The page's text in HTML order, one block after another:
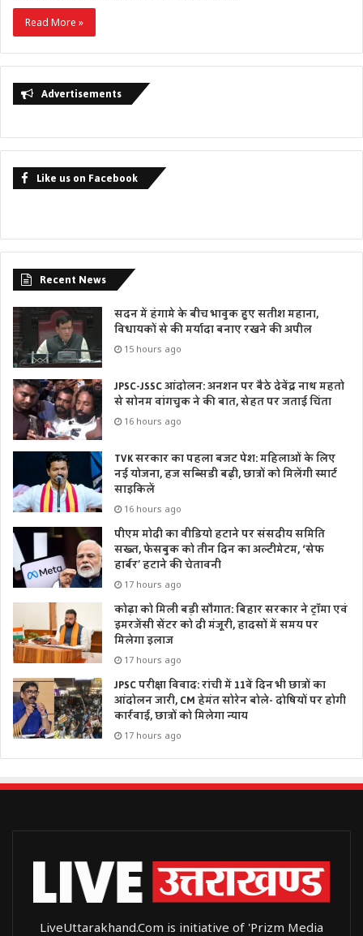
Read More »
Advertisements
Like us on Facebook
Recent News
सदन में हंगामे के बीच भावुक हुए सतीश महाना,
विधायकों से की मर्यादा बनाए रखने की अपील
15 hours ago
JPSC-JSSC आंदोलन: अनशन पर बैठे देवेंद्र नाथ महतो
से सोनम वांगचुक ने की बात, सेहत पर जताई चिंता
16 hours ago
TVK सरकार का पहला बजट पेश: महिलाओं के लिए
नई योजना, हज सब्सिडी बढ़ी, छात्रों को मिलेंगी स्मार्ट
साइकिलें
16 hours ago
पीएम मोदी का वीडियो हटाने पर संसदीय समिति
सख्त, फेसबुक को तीन दिन का अल्टीमेटम, ‘सेफ
हार्बर’ हटाने की चेतावनी
17 hours ago
कोढ़ा को मिली बड़ी सौगात: बिहार सरकार ने ट्रॉमा एवं
इमरजेंसी सेंटर को दी मंजूरी, हादसों में समय पर
मिलेगा इलाज
17 hours ago
JPSC परीक्षा विवाद: रांची में 11वें दिन भी छात्रों का
आंदोलन जारी, CM हेमंत सोरेन बोले- दोषियों पर होगी
कार्रवाई, छात्रों को मिलेगा न्याय
17 hours ago
LiveUttarakhand.Com is initiative of 'Prizm Media